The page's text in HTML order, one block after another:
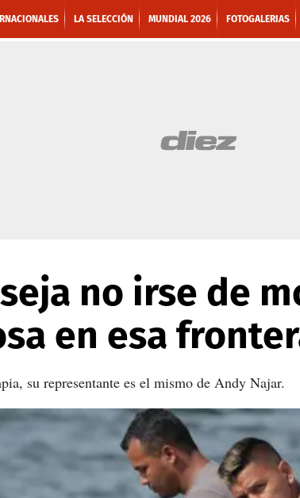
LA SELECCIÓN MUNDIAL 2026 FOTOGALERIAS
no irse de
en esa
su representante es el mismo de Andy Najar.